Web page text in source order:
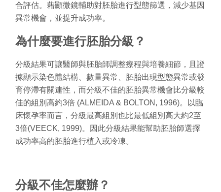
合評估。藉顯微鏡輔助對胚胎進行型態篩選，減少基因
異常機會，並提升成功率。
為什麼要進行胚胎分級？
分級結果可讓醫師與胚胎師調整療程與培養細節，且證
據顯示染色體結構、數量異常、胚胎出現型態異常或發
育停滯有關連性，而分級不佳的胚胎異常機會比分級較
佳的組別高約3倍 (ALMEIDA & BOLTON, 1996)。以臨
床懷孕率而言，分級最高組別也比最低組別高大約2至
3倍(VEECK, 1999)。因此分級結果能幫助胚胎師選擇
成功率高的胚胎進行植入或冷凍。
分級不佳怎麼辦？